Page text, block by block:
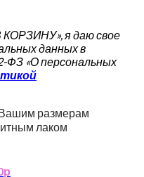
я даю свое
данных в
ФЗ «О персональных
размерам
лаком